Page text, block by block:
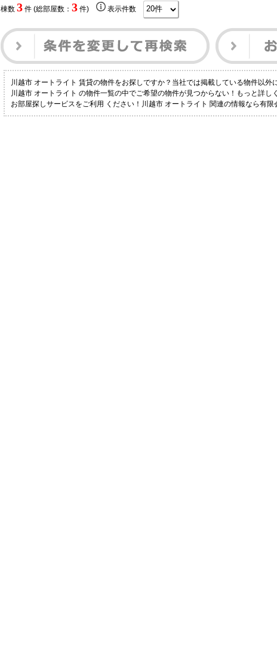
棟数 3件 (総部屋数： 3件) 表示件数
川越市 オートライト 賃貸の物件をお探しですか？当社では掲載している物件以外
川越市 オートライト の物件一覧の中でご希望の物件が見つからない！もっと詳し
お部屋探しサービスをご利用 ください！川越市 オートライト 関連の情報なら有限